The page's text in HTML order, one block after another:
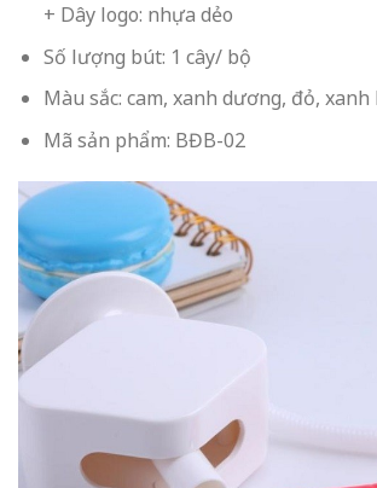
+ Dây logo: nhựa dẻo
Số lượng bút: 1 cây/ bộ
Màu sắc: cam, xanh dương, đỏ, xanh
Mã sản phẩm: BĐB-02